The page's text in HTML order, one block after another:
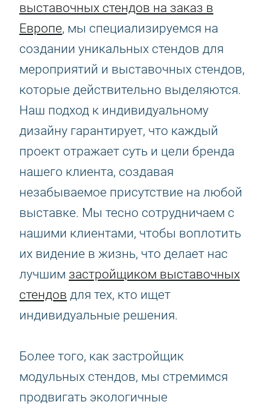
выставочных стендов на заказ в
Европе, мы специализируемся на
создании уникальных стендов для
мероприятий и выставочных стендов,
которые действительно выделяются.
Наш подход к индивидуальному
дизайну гарантирует, что каждый
проект отражает суть и цели бренда
нашего клиента, создавая
незабываемое присутствие на любой
выставке. Мы тесно сотрудничаем с
нашими клиентами, чтобы воплотить
их видение в жизнь, что делает нас
лучшим застройщиком выставочных
стендов для тех, кто ищет
индивидуальные решения.
Более того, как застройщик
модульных стендов, мы стремимся
продвигать экологичные